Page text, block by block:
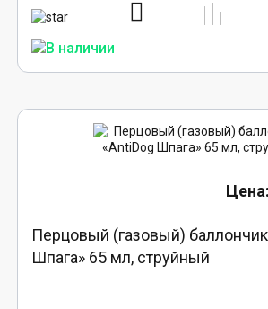
Перцовый (газовый)
Шпага» 65 мл, струйный